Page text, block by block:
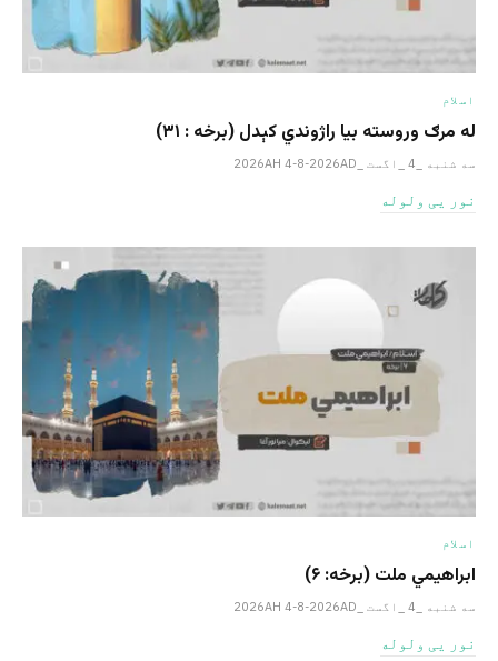
اسلام
له مرګ وروسته بیا راژوندي کېدل (برخه : ۳۱)
سه شنبه _4 _اگست _2026AH 4-8-2026AD
نور یی ولوله
اسلام
ابراهيمي ملت (برخه: ۶)
سه شنبه _4 _اگست _2026AH 4-8-2026AD
نور یی ولوله